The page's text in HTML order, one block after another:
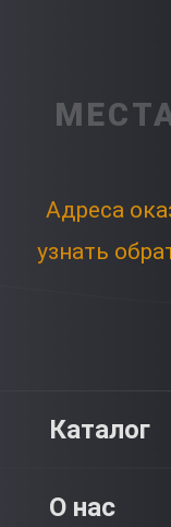
Адреса
узнать
Каталог
О нас